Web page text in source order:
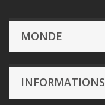
MONDE
INFORMATIONS